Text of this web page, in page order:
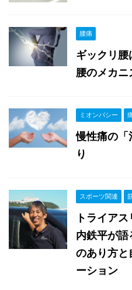
腰痛
ギックリ腰
腰のメカニ
ミオンパシー
慢性痛の「
り
スポーツ関連
トライア
内鉄平が
のあり方と
ーション